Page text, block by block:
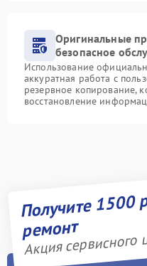
Оригинальные
безопасное
Использование
аккуратная работа с
резервное копирование,
восстановление
Получите 1500
ремонт
Акция сервисного